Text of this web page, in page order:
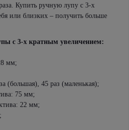
Купить ручную лупу с 3-х
или близких – получить больше
с 3-х кратным увеличением:
мм;
(большая), 45 раз (маленькая);
75 мм;
22 мм;